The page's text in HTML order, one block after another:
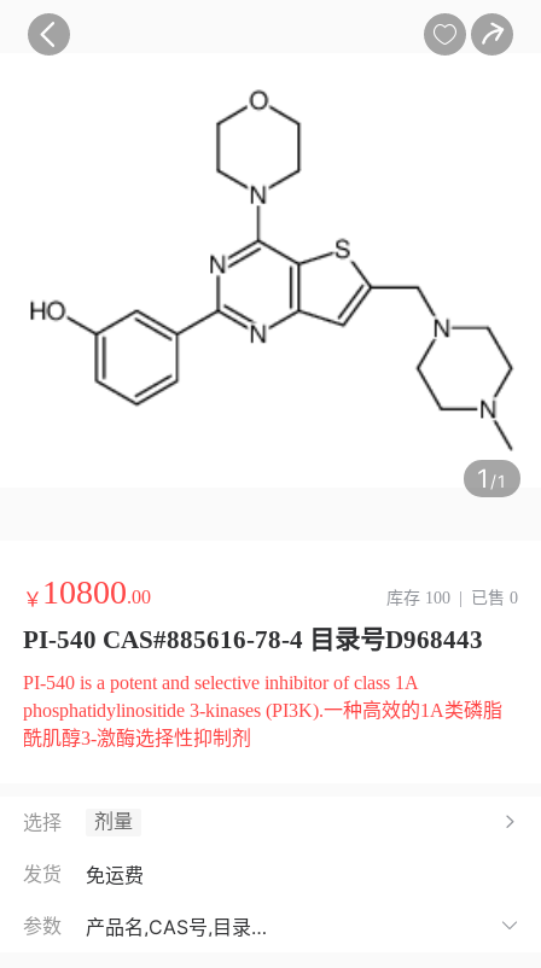


1 /1
￥ 10800.00 库存 100 已售 0
PI-540 CAS#885616-78-4 目录号D968443
PI-540 is a potent and selective inhibitor of class 1A
phosphatidylinositide 3-kinases (PI3K).一种高效的1A类磷脂
酰肌醇3-激酶选择性抑制剂
选择 剂量
发货 免运费
参数 产品名,CAS号,目录号,化学式,分子量,靶点,储存条件,用途 